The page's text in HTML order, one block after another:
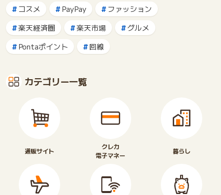
コスメ
PayPay
ファッション
楽天経済圏
楽天市場
グルメ
Pontaポイント
回線
カテゴリー一覧
通販サイト
クレカ
電子マネー
暮らし